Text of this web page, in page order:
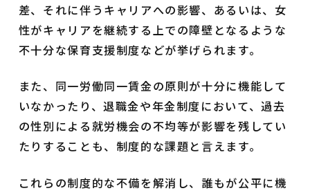
差、それに伴うキャリアへの影響、あるいは、女
性がキャリアを継続する上での障壁となるような
不十分な保育支援制度などが挙げられます。
また、同一労働同一賃金の原則が十分に機能して
いなかったり、退職金や年金制度において、過去
の性別による就労機会の不均等が影響を残してい
たりすることも、制度的な課題と言えます。
これらの制度的な不備を解消し、誰もが公平に機